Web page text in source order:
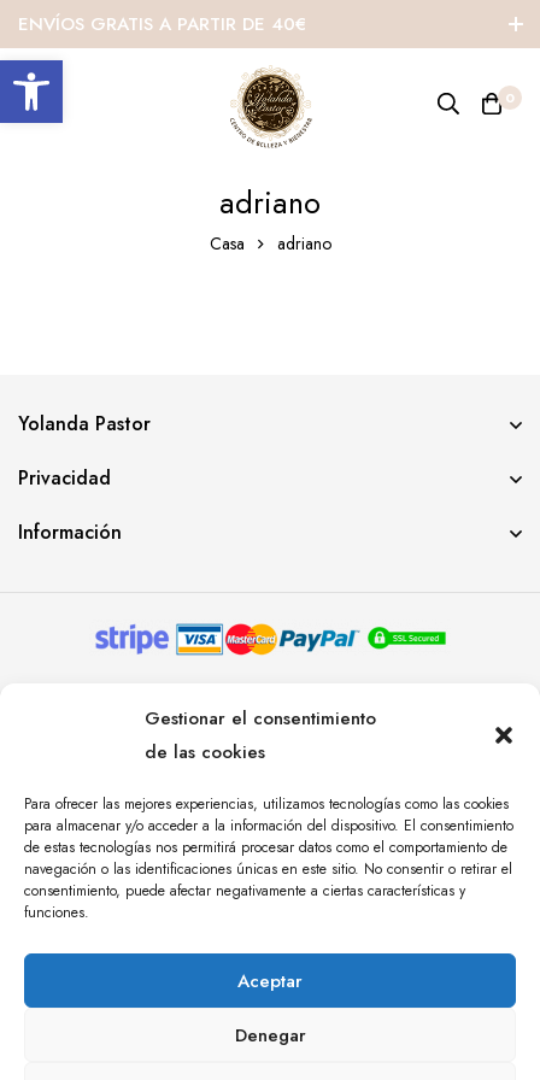
Abrir barra de herramientas
Gestionar el consentimiento
de las cookies
Para ofrecer las mejores experiencias, utilizamos tecnologías como las cookies
para almacenar y/o acceder a la información del dispositivo. El consentimiento
de estas tecnologías nos permitirá procesar datos como el comportamiento de
navegación o las identificaciones únicas en este sitio. No consentir o retirar el
consentimiento, puede afectar negativamente a ciertas características y
funciones.
Aceptar
Denegar
ENVÍOS GRATIS A PARTIR DE 40€
0
adriano
Casa adriano
Yolanda Pastor
Privacidad
Información
RESERVADOS. AGENCIA DE COMUNICACIÓN
ÁNGULO TRES.